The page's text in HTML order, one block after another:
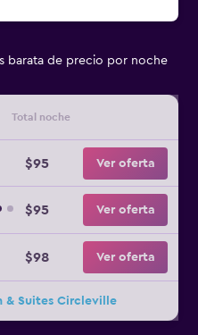
barata de precio por noche
Total noche
$95 Ver oferta
$95 Ver oferta
$98 Ver oferta
& Suites Circleville